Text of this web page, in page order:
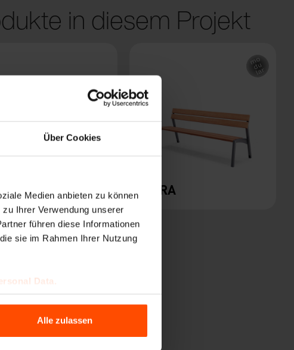
Über Cookies
Medien anbieten zu können
Ihrer Verwendung unserer
führen diese Informationen
sie im Rahmen Ihrer Nutzung
Data.
Alle zulassen
in diesem Projekt
VERA